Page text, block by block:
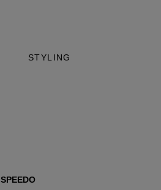
STYLING
SPEEDO